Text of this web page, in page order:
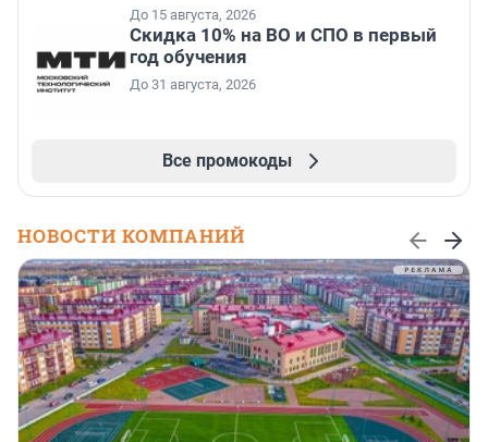
До 15 августа, 2026
Скидка 10% на ВО и СПО в первый
год обучения
До 31 августа, 2026
Все промокоды
НОВОСТИ КОМПАНИЙ